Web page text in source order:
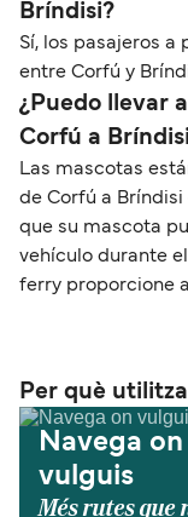
Bríndisi?
Sí, los pasajeros a
entre Corfú y
¿Puedo llevar
Corfú a
Las mascotas
de Corfú a Bríndisi
que su mascota
vehículo durante
ferry proporcione
Per què
Navega on
vulguis
Més rutes que